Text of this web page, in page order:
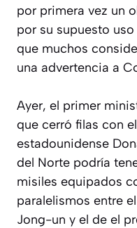
por primera vez un
por su supuesto
que muchos
una advertencia a
Ayer, el primer
que cerró filas con
estadounidense
del Norte podría
misiles equipados
paralelismos entre
Jong-un y el de el